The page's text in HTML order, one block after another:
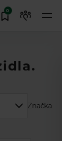
0
Značka